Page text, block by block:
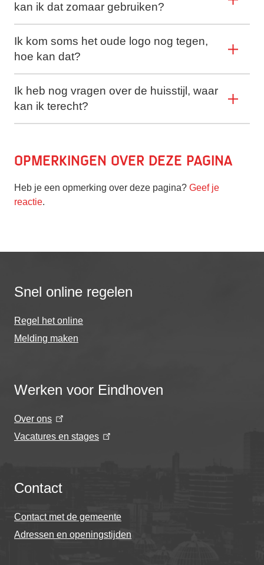
kan ik dat zomaar gebruiken?
Ik kom soms het oude logo nog tegen,
hoe kan dat?
Ik heb nog vragen over de huisstijl, waar
kan ik terecht?
Opmerkingen over deze pagina
Heb je een opmerking over deze pagina? Geef je
reactie.
Snel online regelen
Regel het online
Melding maken
Werken voor Eindhoven
Over ons
Vacatures en stages
Contact
Contact met de gemeente
Adressen en openingstijden